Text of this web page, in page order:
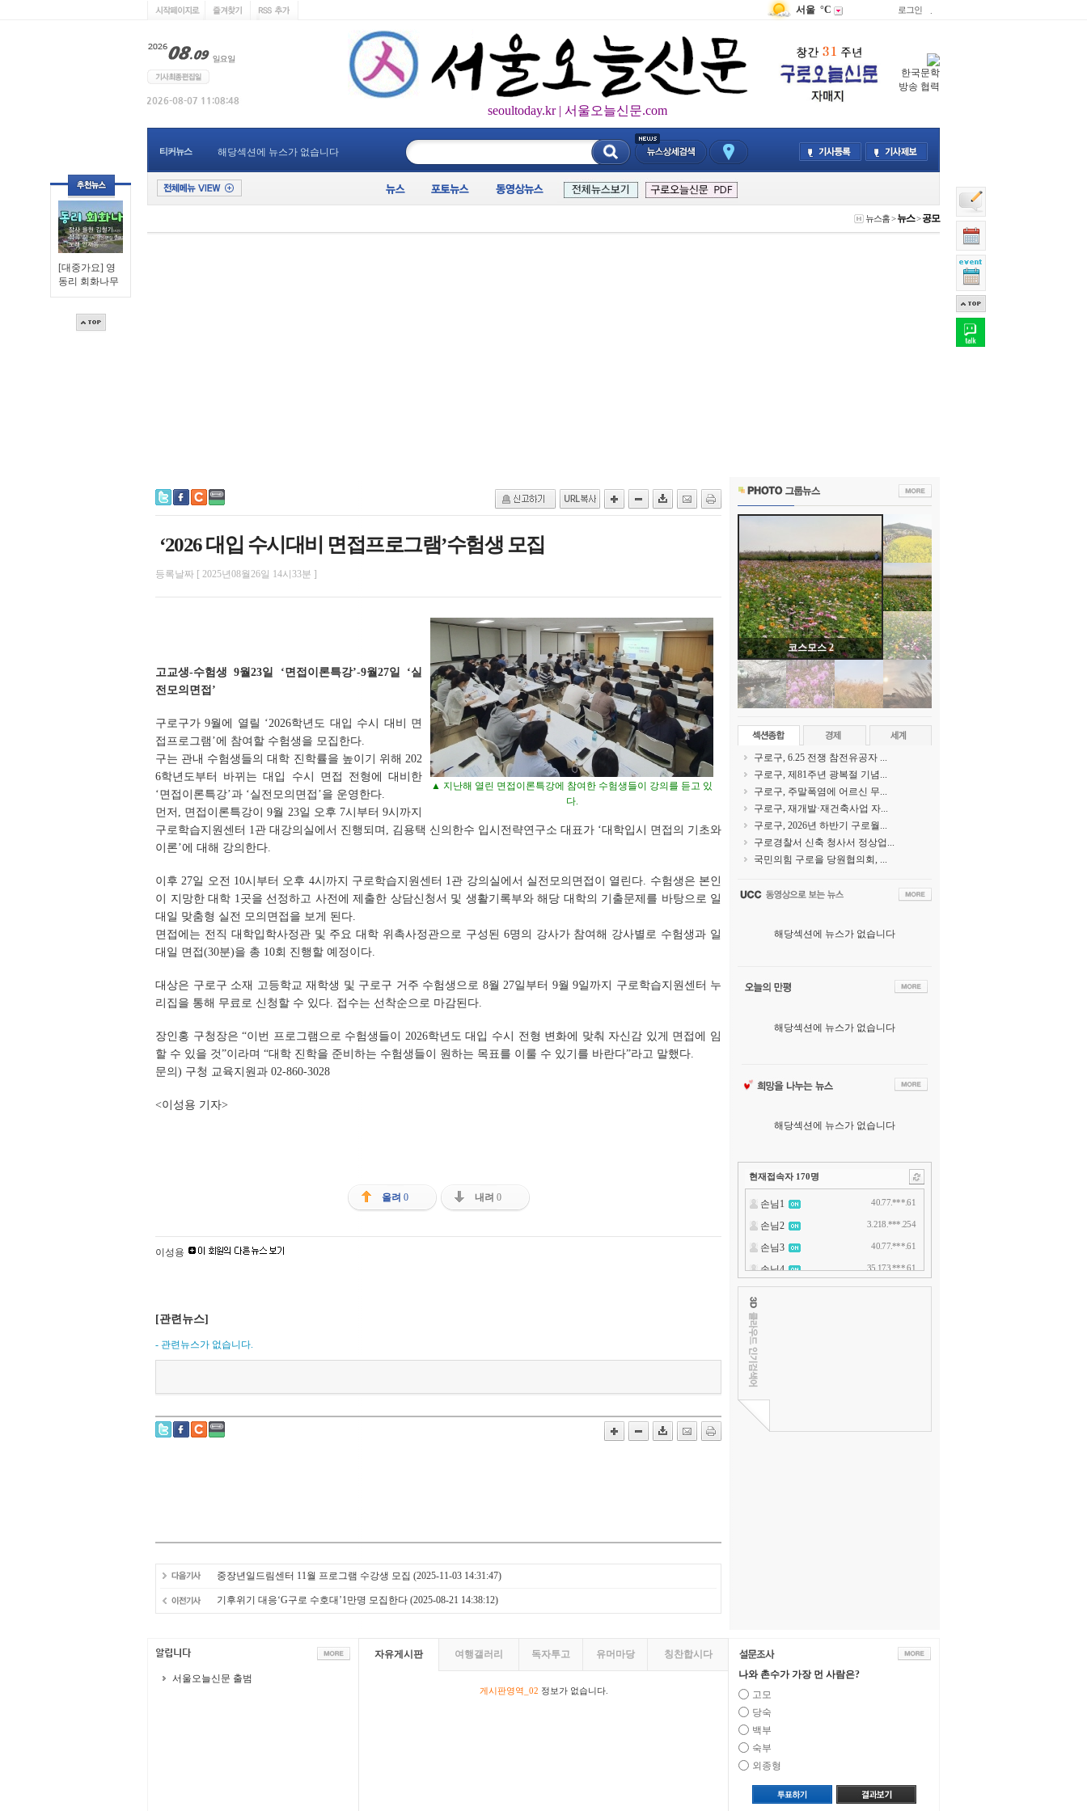
[대중가요] 영
동리 회화나무
서울 °C 로그인
seoultoday.kr | 서울오늘신문.com
한국문학
방송 협력
티커뉴스 해당섹션에 뉴스가 없습니다
뉴스홈>뉴스>공모
‘2026 대입 수시대비 면접프로그램’수험생 모집
등록날짜 [ 2025년08월26일 14시33분 ]
▲ 지난해 열린 면접이론특강에 참여한 수험생들이 강의를 듣고 있
다.
고교생-수험생 9월23일 ‘면접이론특강’-9월27일 ‘실
전모의면접’
구로구가 9월에 열릴 ‘2026학년도 대입 수시 대비 면
접프로그램’에 참여할 수험생을 모집한다.
구는 관내 수험생들의 대학 진학률을 높이기 위해 202
6학년도부터 바뀌는 대입 수시 면접 전형에 대비한
‘면접이론특강’과 ‘실전모의면접’을 운영한다.
먼저, 면접이론특강이 9월 23일 오후 7시부터 9시까지
구로학습지원센터 1관 대강의실에서 진행되며, 김용택 신의한수 입시전략연구소 대표가 ‘대학입시 면접의 기초와
이론’에 대해 강의한다.
이후 27일 오전 10시부터 오후 4시까지 구로학습지원센터 1관 강의실에서 실전모의면접이 열린다. 수험생은 본인
이 지망한 대학 1곳을 선정하고 사전에 제출한 상담신청서 및 생활기록부와 해당 대학의 기출문제를 바탕으로 일
대일 맞춤형 실전 모의면접을 보게 된다.
면접에는 전직 대학입학사정관 및 주요 대학 위촉사정관으로 구성된 6명의 강사가 참여해 강사별로 수험생과 일
대일 면접(30분)을 총 10회 진행할 예정이다.
대상은 구로구 소재 고등학교 재학생 및 구로구 거주 수험생으로 8월 27일부터 9월 9일까지 구로학습지원센터 누
리집을 통해 무료로 신청할 수 있다. 접수는 선착순으로 마감된다.
장인홍 구청장은 “이번 프로그램으로 수험생들이 2026학년도 대입 수시 전형 변화에 맞춰 자신감 있게 면접에 임
할 수 있을 것”이라며 “대학 진학을 준비하는 수험생들이 원하는 목표를 이룰 수 있기를 바란다”라고 말했다.
문의) 구청 교육지원과 02-860-3028
<이성용 기자>
올려 0 내려 0
이성용
[관련뉴스]
- 관련뉴스가 없습니다.
중장년일드림센터 11월 프로그램 수강생 모집 (2025-11-03 14:31:47)
기후위기 대응‘G구로 수호대’1만명 모집한다 (2025-08-21 14:38:12)
코스모스 2
구로구, 6.25 전쟁 참전유공자 ...
구로구, 제81주년 광복절 기념...
구로구, 주말폭염에 어르신 무...
구로구, 재개발·재건축사업 자...
구로구, 2026년 하반기 구로월...
구로경찰서 신축 청사서 정상업...
국민의힘 구로을 당원협의회, ...
해당섹션에 뉴스가 없습니다
해당섹션에 뉴스가 없습니다
해당섹션에 뉴스가 없습니다
현재접속자 170명
서울오늘신문 출범
자유게시판 여행갤러리 독자투고 유머마당 칭찬합시다
게시판영역_02 정보가 없습니다.
나와 촌수가 가장 먼 사람은?
고모
당숙
백부
숙부
외종형